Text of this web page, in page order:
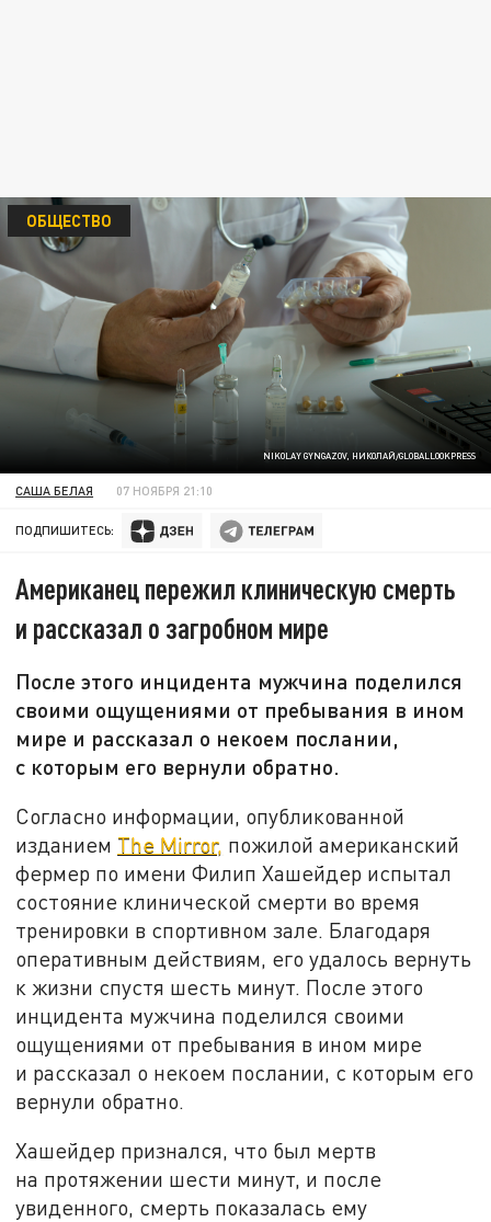
NIKOLAY GYNGAZOV, НИКОЛАЙ/GLOBALLOOKPRESS
ОБЩЕСТВО
САША БЕЛАЯ 07 НОЯБРЯ 21:10
ПОДПИШИТЕСЬ:
Американец пережил клиническую смерть
и рассказал о загробном мире
После этого инцидента мужчина поделился
своими ощущениями от пребывания в ином
мире и рассказал о некоем послании,
с которым его вернули обратно.
Согласно информации, опубликованной
изданием The Mirror, пожилой американский
фермер по имени Филип Хашейдер испытал
состояние клинической смерти во время
тренировки в спортивном зале. Благодаря
оперативным действиям, его удалось вернуть
к жизни спустя шесть минут. После этого
инцидента мужчина поделился своими
ощущениями от пребывания в ином мире
и рассказал о некоем послании, с которым его
вернули обратно.
Хашейдер признался, что был мертв
на протяжении шести минут, и после
увиденного, смерть показалась ему